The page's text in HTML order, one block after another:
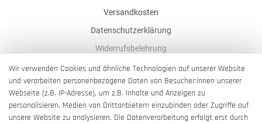
Versandkosten
Datenschutzerklärung
Widerrufsbelehrung
AGB
Impressum
Barrierefreiheitserklärung
Wir verwenden Cookies und ähnliche Technologien auf unserer Website
und verarbeiten personenbezogene Daten von Besucher:innen unserer
Webseite (z.B. IP-Adresse), um z.B. Inhalte und Anzeigen zu
personalisieren, Medien von Drittanbietern einzubinden oder Zugriffe auf
unsere Website zu analysieren. Die Datenverarbeitung erfolgt erst durch